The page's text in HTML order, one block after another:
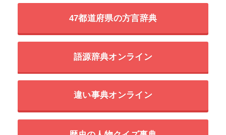
47都道府県の方言辞典
語源辞典オンライン
違い事典オンライン